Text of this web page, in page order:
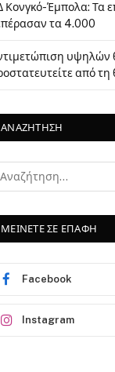
Κονγκό-Έμπολα: Τα
τα 4.000
υψηλών
από τη
ΑΝΑΖΗΤΗΣΗ
ΜΕΙΝΕΤΕ ΣΕ ΕΠΑΦΗ
Facebook
Instagram